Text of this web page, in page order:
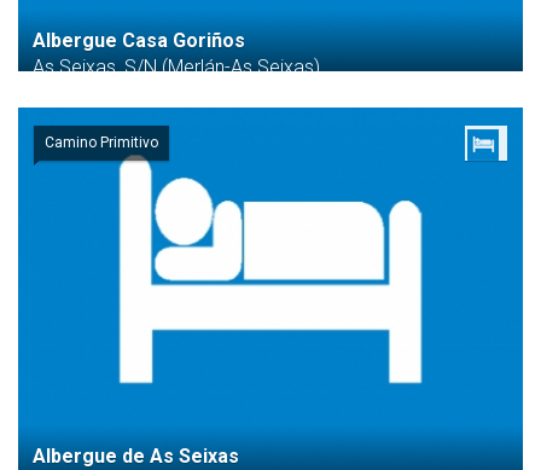
Albergue Casa Goriños
As Seixas, S/N (Merlán-As Seixas)
Camino Primitivo
Albergue de As Seixas